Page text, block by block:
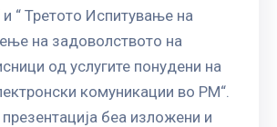
“ Третото Испитување на
на задоволството на
од услугите понудени на
комуникации во РМ“.
беа изложени и